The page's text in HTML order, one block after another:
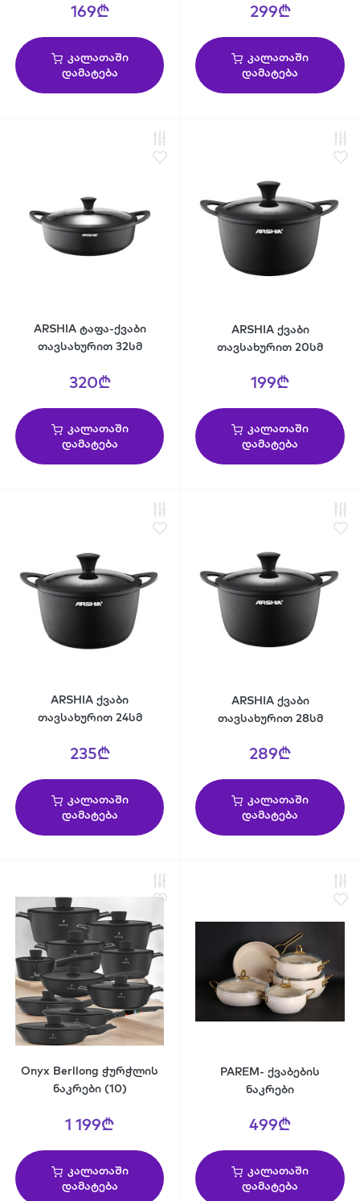
169₾
კალათაში
დამატება
299₾
კალათაში
დამატება
ARSHIA ტაფა-ქვაბი
თავსახურით 32სმ
320₾
კალათაში
დამატება
ARSHIA ქვაბი
თავსახურით 20სმ
199₾
კალათაში
დამატება
ARSHIA ქვაბი
თავსახურით 24სმ
235₾
კალათაში
დამატება
ARSHIA ქვაბი
თავსახურით 28სმ
289₾
კალათაში
დამატება
Onyx Berllong ჭურჭლის
ნაკრები (10)
1 199₾
კალათაში
დამატება
PAREM- ქვაბების
ნაკრები
499₾
კალათაში
დამატება